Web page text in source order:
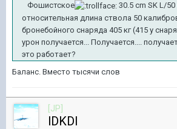
Фошистское
30.5 cm SK L/
относительная длина ствола 50
бронебойного снаряда 405 кг (415 у
урон получается... Получается....
это работает?
Баланс. Вместо тысячи слов
[JP]
lDKDl